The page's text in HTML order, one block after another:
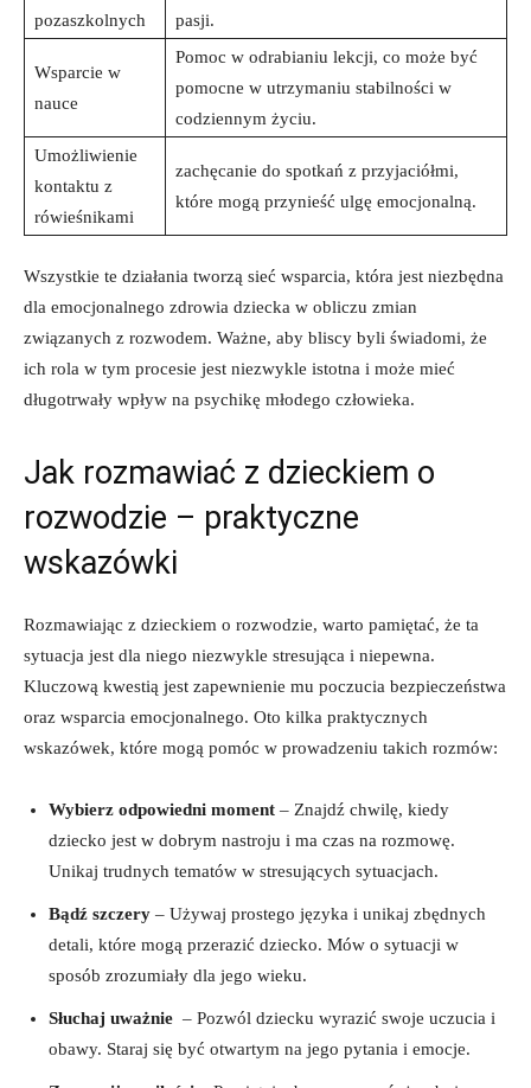
pozaszkolnych
pasji.
Wsparcie w
⁣nauce
Pomoc w odrabianiu lekcji, co ⁢może być
‌pomocne w utrzymaniu ‌stabilności w
codziennym życiu.
Umożliwienie
kontaktu ​z
rówieśnikami
zachęcanie do‍ spotkań z ‍przyjaciółmi,
które mogą przynieść ulgę‍ emocjonalną.
Wszystkie te​ działania⁤ tworzą sieć⁤ wsparcia, ⁣która jest niezbędna
dla ⁢emocjonalnego⁤ zdrowia dziecka⁣ w obliczu zmian
związanych ‍z​ rozwodem. ⁤Ważne, aby bliscy ‌byli świadomi, że‍
ich rola w tym procesie‍ jest niezwykle istotna i‍ może mieć
długotrwały wpływ na psychikę młodego człowieka.
Jak rozmawiać​ z ⁣dzieckiem o
rozwodzie⁤ – praktyczne
wskazówki
Rozmawiając z ⁤dzieckiem o rozwodzie, warto pamiętać, że ta
sytuacja jest dla niego⁤ niezwykle stresująca i‍ niepewna.
Kluczową ⁤kwestią jest zapewnienie ​mu poczucia ⁢bezpieczeństwa​
oraz wsparcia emocjonalnego. Oto kilka ⁣praktycznych
wskazówek, które mogą ‌pomóc w prowadzeniu takich ⁢rozmów:
Wybierz odpowiedni ​moment – ​Znajdź chwilę, kiedy
dziecko jest‌ w ⁢dobrym nastroju i⁤ ma czas ⁣na rozmowę.
Unikaj trudnych tematów‍ w stresujących⁤ sytuacjach.
Bądź ‌szczery – Używaj prostego języka i unikaj zbędnych
detali, ‌które mogą ‍przerazić⁤ dziecko. Mów‌ o sytuacji ⁣w‍
sposób zrozumiały ‍dla jego wieku.
Słuchaj uważnie ⁤ – Pozwól‌ dziecku wyrazić ‍swoje uczucia ⁤i
obawy. Staraj się‍ być otwartym na jego pytania⁤ i emocje.